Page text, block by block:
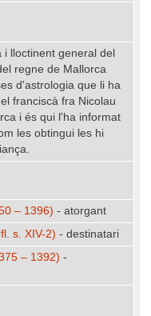
lloctinent general del
regne de Mallorca
d'astrologia que li ha
franciscà fra Nicolau
i és qui l'ha informat
les obtingui les hi
– 1396) - atorgant
s. XIV-2) - destinatari
– 1392) -